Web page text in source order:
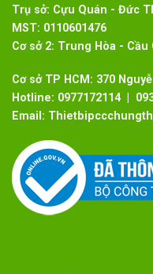
Trụ sở: Cựu Quán - Đức
MST: 0110601476
Cơ sở 2: Trung Hòa - Cầu
Cơ sở TP HCM: 370
Hotline: 0977172114 |
Email: